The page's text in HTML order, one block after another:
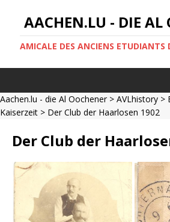
AACHEN.LU - DIE AL
AMICALE DES ANCIENS ETUDIANTS
Aachen.lu - die Al Oochener> AVLhistory >
Kaiserzeit > Der Club der Haarlosen 1902
Der Club der